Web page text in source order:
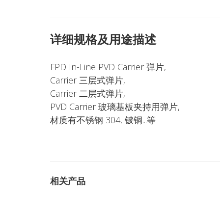
详细规格及用途描述
FPD In-Line PVD Carrier 弹片,
Carrier 三层式弹片,
Carrier 二层式弹片,
PVD Carrier 玻璃基板夹持用弹片,
材质有不锈钢 304, 铍铜...等
相关产品